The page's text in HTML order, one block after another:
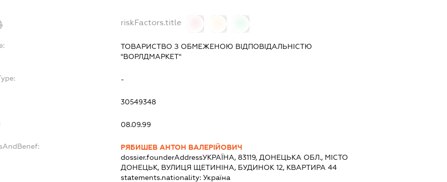
riskFactors.title
ТОВАРИСТВО З ОБМЕЖЕНОЮ ВІДПОВІДАЛЬНІСТЮ
"ВОРЛДМАРКЕТ"
-
30549348
08.09.99
РЯБИШЕВ АНТОН ВАЛЕРІЙОВИЧ
dossier.founderAddressУКРАЇНА, 83119, ДОНЕЦЬКА ОБЛ., МІСТО
ДОНЕЦЬК, ВУЛИЦЯ ЩЕТИНІНА, БУДИНОК 12, КВАРТИРА 44
statements.nationality: Україна